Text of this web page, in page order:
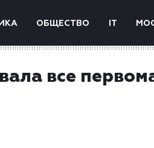
ОБЩЕСТВО IT
все